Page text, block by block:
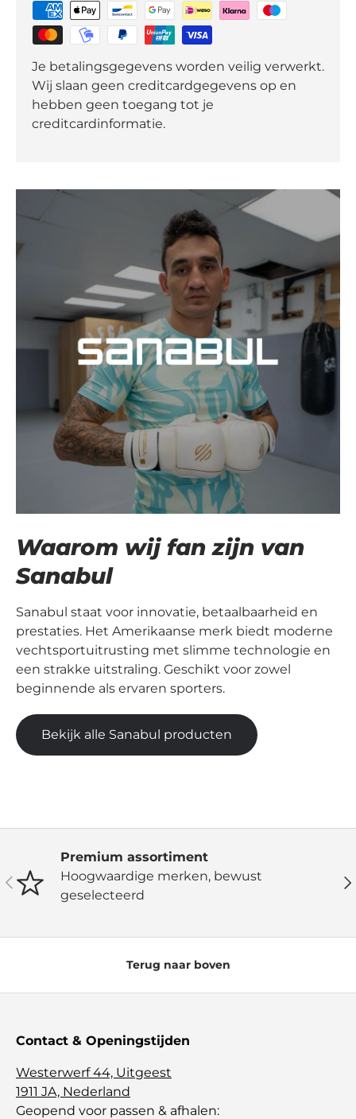
Je betalingsgegevens worden veilig verwerkt.
Wij slaan geen creditcardgegevens op en
hebben geen toegang tot je
creditcardinformatie.
Waarom wij fan zijn van
Sanabul
Sanabul staat voor innovatie, betaalbaarheid en
prestaties. Het Amerikaanse merk biedt moderne
vechtsportuitrusting met slimme technologie en
een strakke uitstraling. Geschikt voor zowel
beginnende als ervaren sporters.
Bekijk alle Sanabul producten
Vorige
Premium assortiment
Hoogwaardige merken, bewust
geselecteerd
Terug naar boven
Contact & Openingstijden
Westerwerf 44, Uitgeest
1911 JA, Nederland
Geopend voor passen & afhalen: